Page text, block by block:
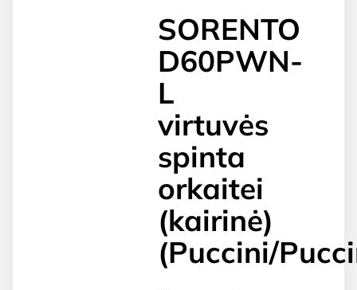
SORENTO
D60PWN-
L
virtuvės
spinta
orkaitei
(kairinė)
(Puccini/